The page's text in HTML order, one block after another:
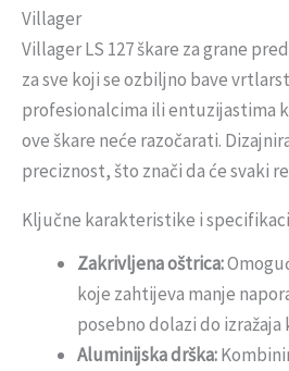
Villager
Villager LS 127 škare za grane
za sve koji se ozbiljno bave
profesionalcima ili entuzijastima
ove škare neće razočarati.
preciznost, što znači da će svaki
Ključne karakteristike i
Zakrivljena oštrica:
koje zahtijeva manje
posebno dolazi do
Aluminijska drška: